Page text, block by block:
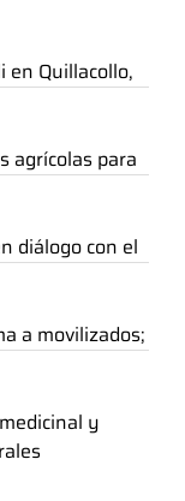
en Quillacollo,
agrícolas para
diálogo con el
a movilizados;
y